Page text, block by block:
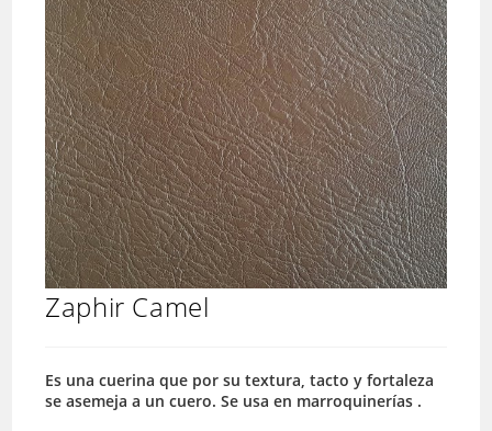
Zaphir Camel
Es una cuerina que por su textura, tacto y fortaleza
se asemeja a un cuero. Se usa en marroquinerías .